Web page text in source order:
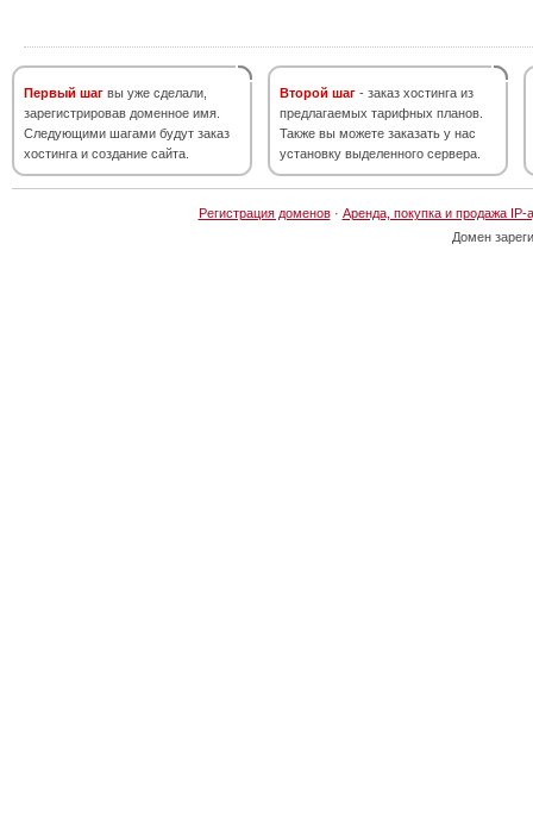
Первый шаг вы уже сделали,
зарегистрировав доменное имя.
Следующими шагами будут заказ
хостинга и создание сайта.
Второй шаг - заказ хостинга из
предлагаемых тарифных планов.
Также вы можете заказать у нас
установку выделенного сервера.
Регистрация доменов· Аренда, покупка и продажа IP-
Домен